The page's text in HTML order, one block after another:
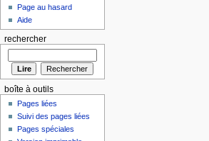
Page au hasard
Aide
rechercher
boîte à outils
Pages liées
Suivi des pages liées
Pages spéciales